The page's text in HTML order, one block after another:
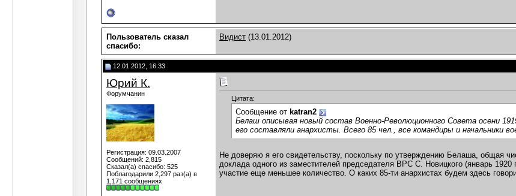
Пользователь сказал
cпасибо:
Видист (13.01.2012)
12.01.2012, 16:33
Юрий К.
Форумчанин
Регистрация: 09.03.2007
Сообщений: 2,815
Сказал(а) спасибо: 525
Поблагодарили 2,297 раз(а) в
1,171 сообщениях
Цитата:
Сообщение от katran2
Белаш описывая новый состав Военно-Революционного Совета осени
его составляли анархисты. Всего 85 чел., все командиры и начальники
Не доверяю я его свидетельству, поскольку по утверждению Белаша, общая
доклада одного из заместителей председателя ВРС С. Новицкого (январь
участие еще меньшее количество. О каких 85-ти анархистах будем здесь